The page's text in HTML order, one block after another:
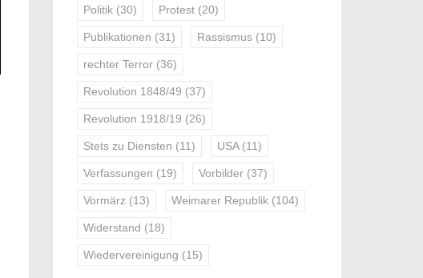
Politik (30) Protest (20)
Publikationen (31) Rassismus (10)
rechter Terror (36)
Revolution 1848/49 (37)
Revolution 1918/19 (26)
Stets zu Diensten (11) USA(11)
Verfassungen (19) Vorbilder (37)
Vormärz (13) Weimarer Republik (104)
Widerstand (18)
Wiedervereinigung (15)